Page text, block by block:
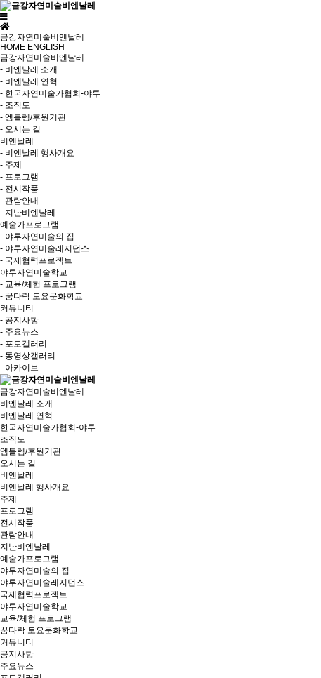
금강자연미술비엔날레
HOME ENGLISH
금강자연미술비엔날레
- 비엔날레 소개
- 비엔날레 연혁
- 한국자연미술가협회-야투
- 조직도
- 엠블렘/후원기관
- 오시는 길
비엔날레
- 비엔날레 행사개요
- 주제
- 프로그램
- 전시작품
- 관람안내
- 지난비엔날레
예술가프로그램
- 야투자연미술의 집
- 야투자연미술레지던스
- 국제협력프로젝트
야투자연미술학교
- 교육/체험 프로그램
- 꿈다락 토요문화학교
커뮤니티
- 공지사항
- 주요뉴스
- 포토갤러리
- 동영상갤러리
- 아카이브
금강자연미술비엔날레
비엔날레 소개
비엔날레 연혁
한국자연미술가협회-야투
조직도
엠블렘/후원기관
오시는 길
비엔날레
비엔날레 행사개요
주제
프로그램
전시작품
관람안내
지난비엔날레
예술가프로그램
야투자연미술의 집
야투자연미술레지던스
국제협력프로젝트
야투자연미술학교
교육/체험 프로그램
꿈다락 토요문화학교
커뮤니티
공지사항
주요뉴스